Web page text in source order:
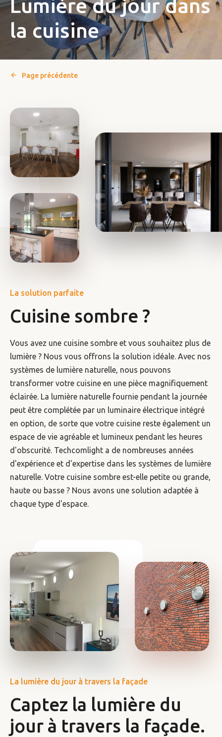
Lumière du jour dans
la cuisine
Page précédente
La solution parfaite
Cuisine sombre ?
Vous avez une cuisine sombre et vous souhaitez plus de
lumière ? Nous vous offrons la solution idéale. Avec nos
systèmes de lumière naturelle, nous pouvons
transformer votre cuisine en une pièce magnifiquement
éclairée. La lumière naturelle fournie pendant la journée
peut être complétée par un luminaire électrique intégré
en option, de sorte que votre cuisine reste également un
espace de vie agréable et lumineux pendant les heures
d'obscurité. Techcomlight a de nombreuses années
d'expérience et d'expertise dans les systèmes de lumière
naturelle. Votre cuisine sombre est-elle petite ou grande,
haute ou basse ? Nous avons une solution adaptée à
chaque type d'espace.
La lumière du jour à travers la façade
Captez la lumière du
jour à travers la façade.